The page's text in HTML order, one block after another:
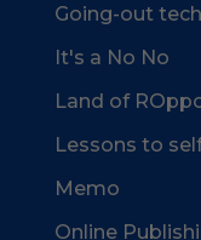
Going-out tech
It's a No No
Land of
Lessons to
Memo
Online